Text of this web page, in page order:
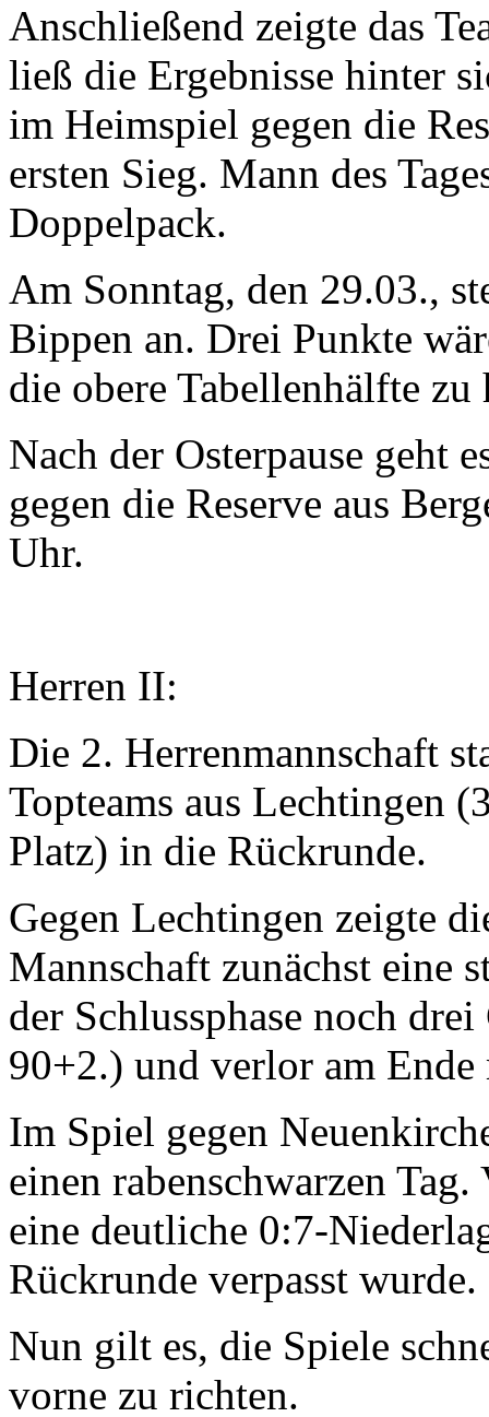
Anschließend zeigte das
ließ die Ergebnisse hinter
im Heimspiel gegen die
ersten Sieg. Mann des
Doppelpack.
Am Sonntag, den 29.03.,
Bippen an. Drei Punkte
die obere Tabellenhälfte zu
Nach der Osterpause geht
gegen die Reserve aus
Uhr.
Herren II:
Die 2. Herrenmannschaft
Topteams aus Lechtingen
Platz) in die Rückrunde.
Gegen Lechtingen zeigte
Mannschaft zunächst eine
der Schlussphase noch
90+2.) und verlor am
Im Spiel gegen
einen rabenschwarzen
eine deutliche 0:7-
Rückrunde verpasst wurde.
Nun gilt es, die Spiele
vorne zu richten.